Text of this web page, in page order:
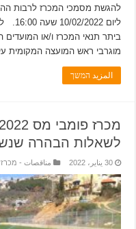
ליום
ביתר תנאי המכרז ו/או
מוגרבי ראש המועצה המקומית
المزيد המשך
לשאלות הבהרה
30 يناير، 2022 مناقصات -